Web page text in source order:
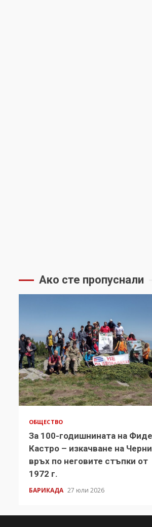
Ако сте пропуснали
ОБЩЕСТВО
За 100-годишнината на
Кастро – изкачване на Черни
връх по неговите стъпки от
1972 г.
БАРИКАДА 27 юли 2026